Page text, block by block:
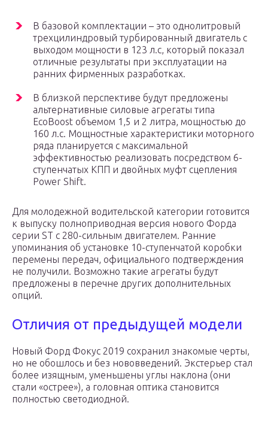
В базовой комплектации – это однолитровый
трехцилиндровый турбированный двигатель с
выходом мощности в 123 л.с, который показал
отличные результаты при эксплуатации на
ранних фирменных разработках.
В близкой перспективе будут предложены
альтернативные силовые агрегаты типа
EcoBoost объемом 1,5 и 2 литра, мощностью до
160 л.с. Мощностные характеристики моторного
ряда планируется с максимальной
эффективностью реализовать посредством 6-
ступенчатых КПП и двойных муфт сцепления
Power Shift.
Для молодежной водительской категории готовится
к выпуску полноприводная версия нового Форда
серии ST с 280-сильным двигателем. Ранние
упоминания об установке 10-ступенчатой коробки
перемены передач, официального подтверждения
не получили. Возможно такие агрегаты будут
предложены в перечне других дополнительных
опций.
Отличия от предыдущей модели
Новый Форд Фокус 2019 сохранил знакомые черты,
но не обошлось и без нововведений. Экстерьер стал
более изящным, уменьшены углы наклона (они
стали «острее»), а головная оптика становится
полностью светодиодной.